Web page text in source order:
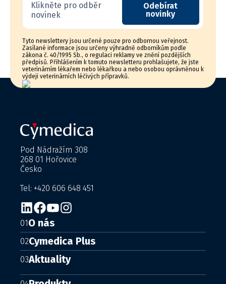
Klikněte pro odběr
novinek
Odebírat
novinky
Tyto newslettery jsou určené pouze pro odbornou veřejnost.
Zasílané informace jsou určeny výhradně odborníkům podle
zákona č. 40/1995 Sb., o regulaci reklamy ve znění pozdějších
předpisů. Přihlášením k tomuto newsletteru prohlašujete, že jste
veterinárním lékařem nebo lékařkou a nebo osobou oprávněnou k
výdeji veterinárních léčivých přípravků.
Pod Nádražím 308
268 01 Hořovice
Česko
Tel: +420 606 648 451
01O nás
02Cymedica Plus
03Aktuality